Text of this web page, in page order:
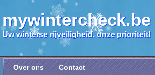
mywintercheck.be
Uw winterse rijveiligheid, onze prioriteit!
Over ons Contact